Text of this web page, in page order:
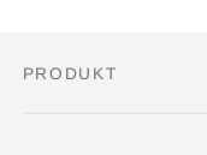
Dein
PRODUKT